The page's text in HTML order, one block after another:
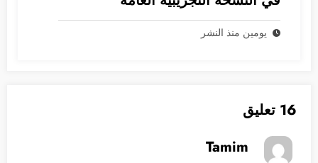
يومين منذ النشر
16 تعليق
Tamim